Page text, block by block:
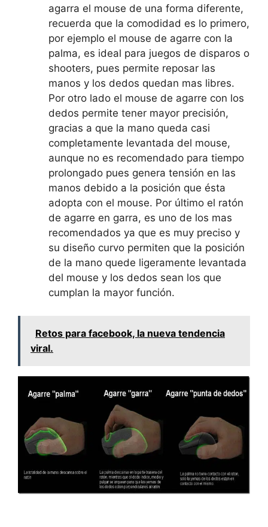
agarra el mouse de una forma diferente,
recuerda que la comodidad es lo primero,
por ejemplo el mouse de agarre con la
palma, es ideal para juegos de disparos o
shooters, pues permite reposar las
manos y los dedos quedan mas libres.
Por otro lado el mouse de agarre con los
dedos permite tener mayor precisión,
gracias a que la mano queda casi
completamente levantada del mouse,
aunque no es recomendado para tiempo
prolongado pues genera tensión en las
manos debido a la posición que ésta
adopta con el mouse. Por último el ratón
de agarre en garra, es uno de los mas
recomendados ya que es muy preciso y
su diseño curvo permiten que la posición
de la mano quede ligeramente levantada
del mouse y los dedos sean los que
cumplan la mayor función.
Retos para facebook, la nueva tendencia
viral.